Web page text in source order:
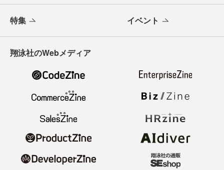
特集 イベント
翔泳社のWebメディア